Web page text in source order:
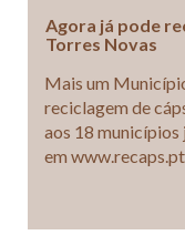
Agora já pode
Torres Novas
Mais um
reciclagem de
aos 18 municípios
em www.recaps.pt